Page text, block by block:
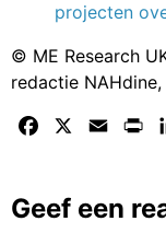
projecten
© ME Research
redactie
Facebook Email
Geef een